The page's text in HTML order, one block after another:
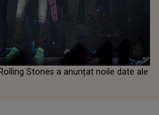
Stones a anunțat noile date ale